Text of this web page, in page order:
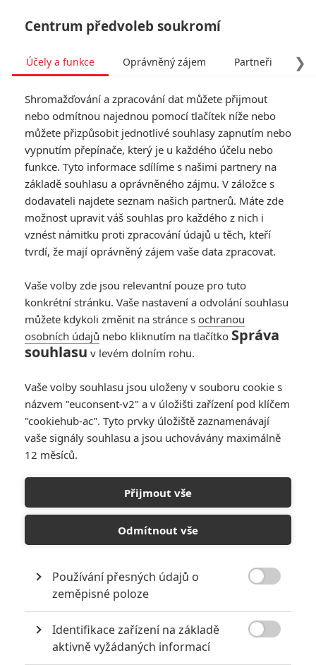
Tag: Happily N'Ever After
ČLÁNKY FILMY(1) OSOBY(0) VIDEA (0)
RECENZE FILMŮ
10
Recenze: Zcela výjimečná Gerta
Schnirch nebarví hnus českých dějin
5
Recenze: Záhada strašidelného
zámku úroveň štědrovečerních
pohádek nepozvedla
8
6
Recenze: Godzilla x Kong: Nové
impérium
8
POSLEDNÍ KOMENTOVANÉ
Centrum předvoleb soukromí
❯
Účely a funkce Oprávněný zájem Partneři
Shromažďování a zpracování dat můžete přijmout
nebo odmítnou najednou pomocí tlačítek níže nebo
můžete přizpůsobit jednotlivé souhlasy zapnutím nebo
vypnutím přepínače, který je u každého účelu nebo
funkce. Tyto informace sdílíme s našimi partnery na
základě souhlasu a oprávněného zájmu. V záložce s
dodavateli najdete seznam našich partnerů. Máte zde
možnost upravit váš souhlas pro každého z nich i
vznést námitku proti zpracování údajů u těch, kteří
tvrdí, že mají oprávněný zájem vaše data zpracovat.
Vaše volby zde jsou relevantní pouze pro tuto
konkrétní stránku. Vaše nastavení a odvolání souhlasu
můžete kdykoli změnit na stránce s ochranou
osobních údajů nebo kliknutím na tlačítko Správa
souhlasu v levém dolním rohu.
Vaše volby souhlasu jsou uloženy v souboru cookie s
názvem "euconsent-v2" a v úložišti zařízení pod klíčem
"cookiehub-ac". Tyto prvky úložiště zaznamenávají
vaše signály souhlasu a jsou uchovávány maximálně
12 měsíců.
Přijmout vše
Odmítnout vše
Používání přesných údajů o
zeměpisné poloze
Identifikace zařízení na základě
aktivně vyžádaných informací